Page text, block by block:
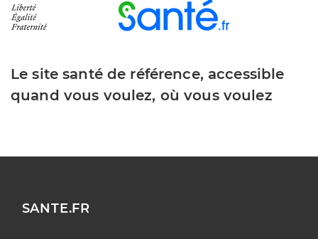
Le site santé de référence, accessible
quand vous voulez, où vous voulez
SANTE.FR